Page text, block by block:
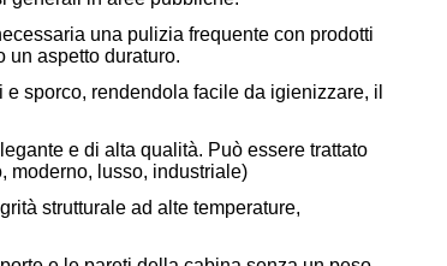
una pulizia frequente con prodotti
aspetto duraturo.
sporco, rendendola facile da igienizzare, il
e di alta qualità. Può essere trattato
moderno, lusso, industriale)
strutturale ad alte temperature,